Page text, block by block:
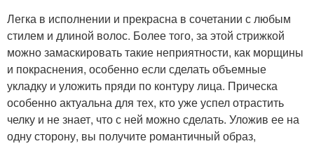
Легка в исполнении и прекрасна в сочетании с любым
стилем и длиной волос. Более того, за этой стрижкой
можно замаскировать такие неприятности, как морщины
и покраснения, особенно если сделать объемные
укладку и уложить пряди по контуру лица. Прическа
особенно актуальна для тех, кто уже успел отрастить
челку и не знает, что с ней можно сделать. Уложив ее на
одну сторону, вы получите романтичный образ,